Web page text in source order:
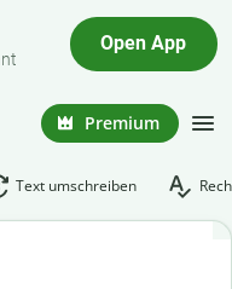
Open App
Premium
Text umschreiben